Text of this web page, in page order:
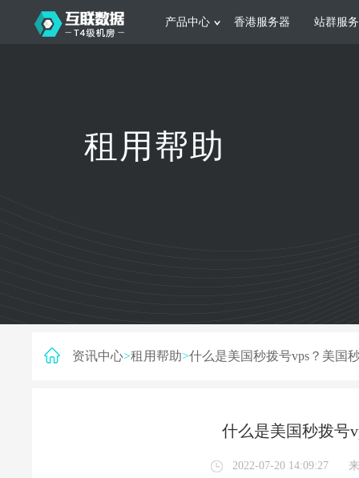
产品中心
日本服务器 新加坡服务器
香港服务器 站群服
根据不同规模的网站提供可定制化的架
构和 一站式协助租用帮助
资讯中心>租用帮助>什么是美国秒拨号vps？美国
什么是美国秒拨号
2022-07-20 14:09:27